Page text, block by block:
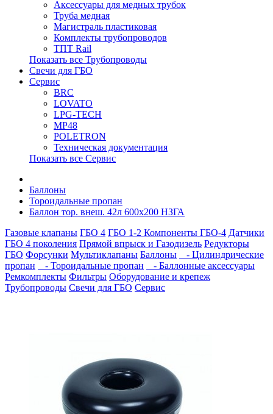
Аксессуары для медных трубок
Труба медная
Магистраль пластиковая
Комплекты трубопроводов
ТПТ Rail
Показать все Трубопроводы
Свечи для ГБО
Сервис
BRC
LOVATO
LPG-TECH
MP48
POLETRON
Техническая документация
Показать все Сервис
Баллоны
Тороидальные пропан
Баллон тор. внеш. 42л 600х200 НЗГА
Газовые клапаны ГБО 4 ГБО 1-2 Компоненты ГБО-4 Датчики
ГБО 4 поколения Прямой впрыск и Газодизель Редукторы
ГБО Форсунки Мультиклапаны Баллоны
- Цилиндрические
пропан
- Тороидальные пропан
- Баллонные аксессуары
Ремкомплекты Фильтры Оборудование и крепеж
Трубопроводы Свечи для ГБО Сервис